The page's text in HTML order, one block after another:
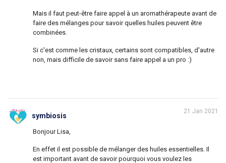
Mais il faut peut-être faire appel à un aromathérapeute avant de
faire des mélanges pour savoir quelles huiles peuvent être
combinées.
Si c'est comme les cristaux, certains sont compatibles, d'autre
non, mais difficile de savoir sans faire appel a un pro :)
symbiosis
21 Jan 2021
Bonjour Lisa,
En effet il est possible de mélanger des huiles essentielles. Il
est important avant de savoir pourquoi vous voulez les